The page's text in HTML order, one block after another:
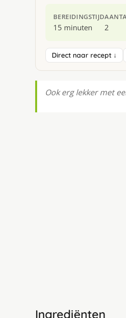
BEREIDINGSTIJD
15 minuten 2
Direct naar recept ↓
Ook erg lekker met
Ingrediënten